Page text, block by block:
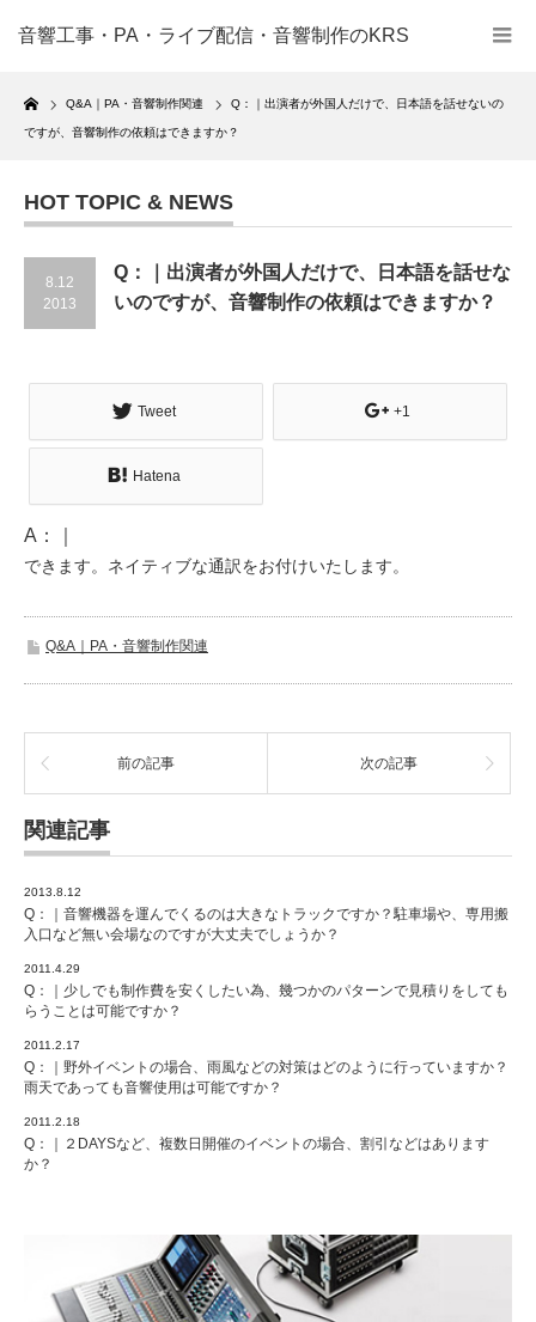
音響工事・PA・ライブ配信・音響制作のKRS
Home
Q&A｜PA・音響制作関連 Q：｜出演者が外国人だけで、日本語を話せないの
ですが、音響制作の依頼はできますか？
HOT TOPIC & NEWS
8.12
2013
Q：｜出演者が外国人だけで、日本語を話せな
いのですが、音響制作の依頼はできますか？
Tweet +1
Hatena
A：｜
できます。ネイティブな通訳をお付けいたします。
Q&A｜PA・音響制作関連
前の記事 次の記事
関連記事
2013.8.12
Q：｜音響機器を運んでくるのは大きなトラックですか？駐車場や、専用搬
入口など無い会場なのですが大丈夫でしょうか？
2011.4.29
Q：｜少しでも制作費を安くしたい為、幾つかのパターンで見積りをしても
らうことは可能ですか？
2011.2.17
Q：｜野外イベントの場合、雨風などの対策はどのように行っていますか？
雨天であっても音響使用は可能ですか？
2011.2.18
Q：｜２DAYSなど、複数日開催のイベントの場合、割引などはあります
か？